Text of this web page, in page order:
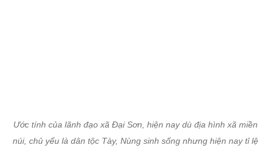
Ước tính của lãnh đạo xã Đại Sơn, hiện nay dù địa hình xã miền
núi, chủ yếu là dân tộc Tày, Nùng sinh sống nhưng hiện nay tỉ lệ